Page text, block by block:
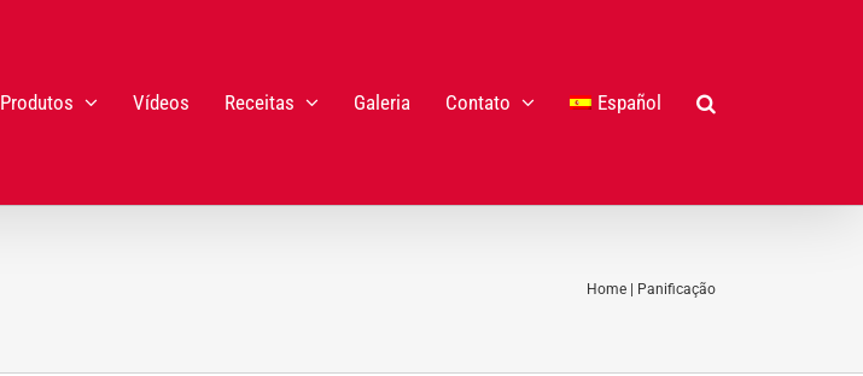
Produtos Vídeos Receitas Galeria Contato Español
Home Panificação